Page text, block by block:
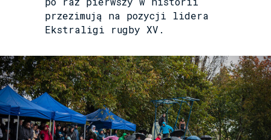
przezimują na pozycji lidera
Ekstraligi rugby XV.